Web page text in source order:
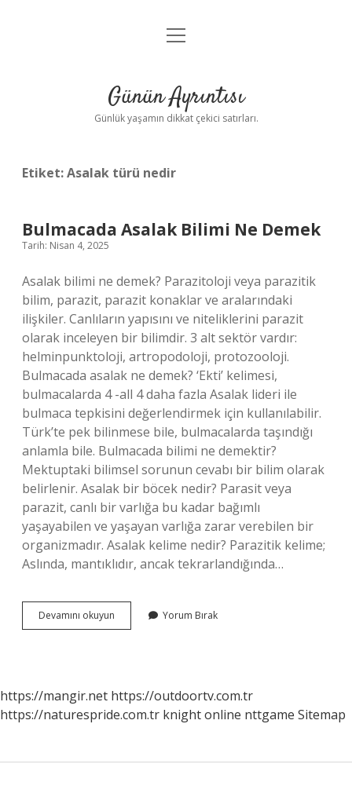
Anasayfa
Yasal Uyarı
menüyü
Günün Ayrıntısı
Günlük yaşamın dikkat çekici satırları.
Etiket:Asalak türü nedir
Bulmacada Asalak Bilimi Ne Demek
Tarih: Nisan 4, 2025
Asalak bilimi ne demek? Parazitoloji veya parazitik
bilim, parazit, parazit konaklar ve aralarındaki
ilişkiler. Canlıların yapısını ve niteliklerini parazit
olarak inceleyen bir bilimdir. 3 alt sektör vardır:
helminpunktoloji, artropodoloji, protozooloji.
Bulmacada asalak ne demek? ‘Ekti’ kelimesi,
bulmacalarda 4 -all 4 daha fazla Asalak lideri ile
bulmaca tepkisini değerlendirmek için kullanılabilir.
Türk’te pek bilinmese bile, bulmacalarda taşındığı
anlamla bile. Bulmacada bilimi ne demektir?
Mektuptaki bilimsel sorunun cevabı bir bilim olarak
belirlenir. Asalak bir böcek nedir? Parasit veya
parazit, canlı bir varlığa bu kadar bağımlı
yaşayabilen ve yaşayan varlığa zarar verebilen bir
organizmadır. Asalak kelime nedir? Parazitik kelime;
Aslında, mantıklıdır, ancak tekrarlandığında…
Devamını okuyun Bulmacada
Asalak
Yorum Bırak
https://mangir.net https://outdoortv.com.tr
https://naturespride.com.tr knight online nttgame Sitemap